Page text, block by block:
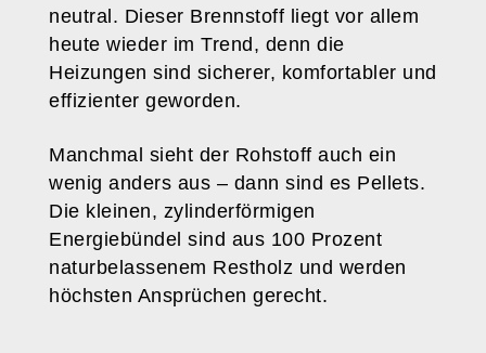
neutral. Dieser Brennstoff liegt vor allem
heute wieder im Trend, denn die
Heizungen sind sicherer, komfortabler und
effizienter geworden.
Manchmal sieht der Rohstoff auch ein
wenig anders aus – dann sind es Pellets.
Die kleinen, zylinderförmigen
Energiebündel sind aus 100 Prozent
naturbelassenem Restholz und werden
höchsten Ansprüchen gerecht.